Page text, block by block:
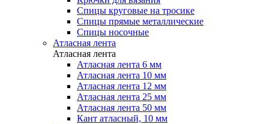
Спицы круговые на тросике
Спицы прямые металлические
Спицы носочные
Атласная лента
Атласная лента
Атласная лента 6 мм
Атласная лента 10 мм
Атласная лента 12 мм
Атласная лента 25 мм
Атласная лента 50 мм
Кант атласный, 10 мм